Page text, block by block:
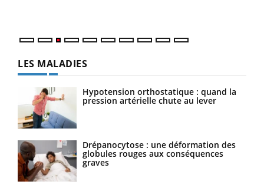
LES MALADIES
Hypotension orthostatique : quand la
pression artérielle chute au lever
Drépanocytose : une déformation des
globules rouges aux conséquences
graves